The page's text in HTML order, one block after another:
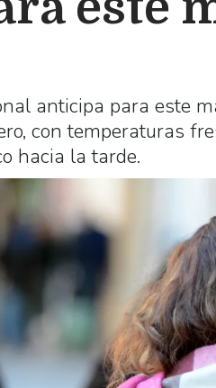
anticipa para este
con temperaturas
hacia la tarde.